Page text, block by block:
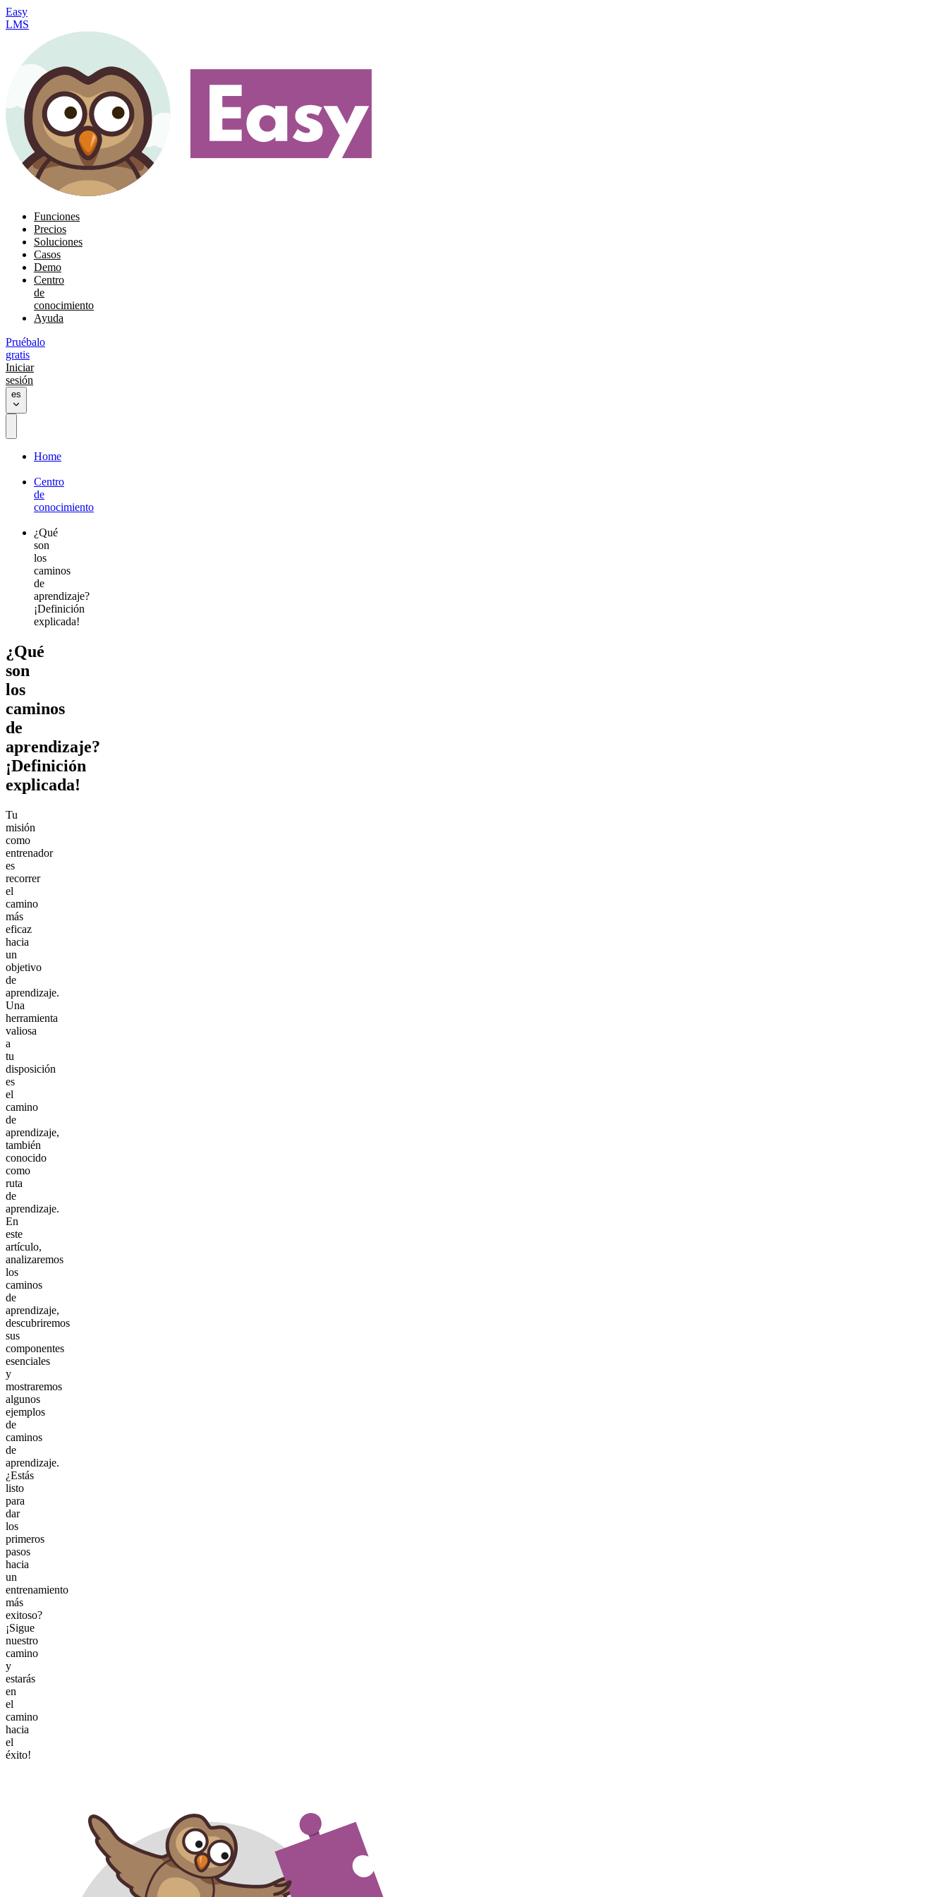
Easy
LMS
Funciones
Precios
Soluciones
Casos
Demo
Centro
de
conocimiento
Ayuda
Pruébalo
gratis
Iniciar
sesión
es
Home
Centro
de
conocimiento
¿Qué
son
los
caminos
de
aprendizaje?
¡Definición
explicada!
¿Qué
son
los
caminos
de
aprendizaje?
¡Definición
explicada!
Tu
misión
como
entrenador
es
recorrer
el
camino
más
eficaz
hacia
un
objetivo
de
aprendizaje.
Una
herramienta
valiosa
a
tu
disposición
es
el
camino
de
aprendizaje,
también
conocido
como
ruta
de
aprendizaje.
En
este
artículo,
analizaremos
los
caminos
de
aprendizaje,
descubriremos
sus
componentes
esenciales
y
mostraremos
algunos
ejemplos
de
caminos
de
aprendizaje.
¿Estás
listo
para
dar
los
primeros
pasos
hacia
un
entrenamiento
más
exitoso?
¡Sigue
nuestro
camino
y
estarás
en
el
camino
hacia
el
éxito!